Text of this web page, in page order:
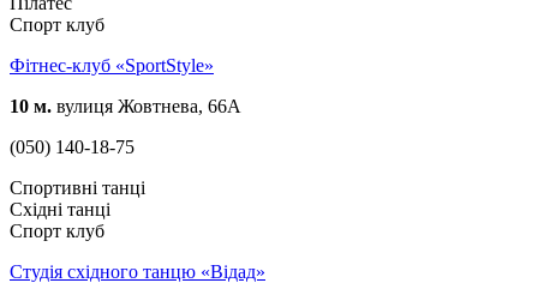
Спорт клуб
Фітнес-клуб «SportStyle»
10 м. вулиця Жовтнева, 66А
(050) 140-18-75
Спортивні танці
Східні танці
Спорт клуб
Студія східного танцю «Відад»